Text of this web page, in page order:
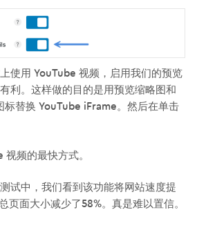
使用 YouTube 视频，启用我们的预览
利。这样做的目的是用预览缩略图和
标替换 YouTube iFrame。然后在单击
视频的最快方式。
试中，我们看到该功能将网站速度提
页面大小减少了58%。真是难以置信。